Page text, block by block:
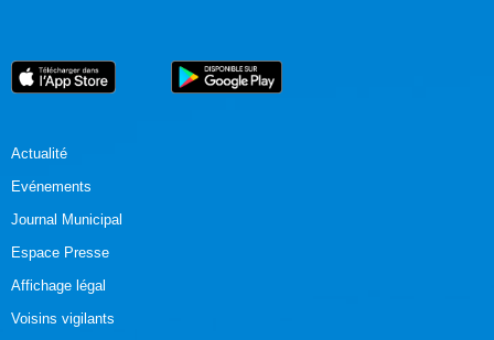
Actualité
Evénements
Journal Municipal
Espace Presse
Affichage légal
Voisins vigilants